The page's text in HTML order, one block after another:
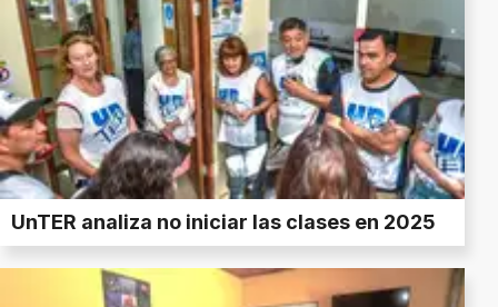
UnTER analiza no iniciar las clases en 2025